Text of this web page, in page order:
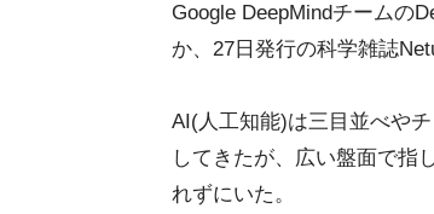
Google DeepMindチームの
か、27日発行の科学雑誌
AI(人工知能)は三目並べや
してきたが、広い盤面で指
れずにいた。